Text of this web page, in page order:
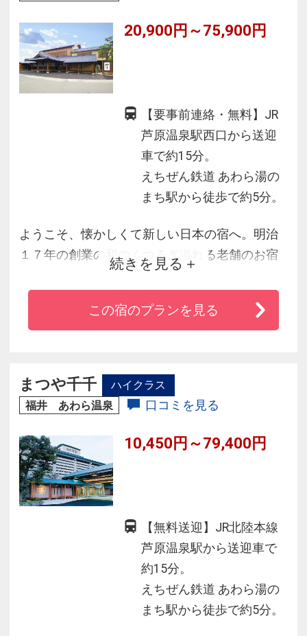
20,900円～75,900円
【要事前連絡・無料】JR
芦原温泉駅西口から送迎
車で約15分。
えちぜん鉄道 あわら湯の
まち駅から徒歩で約5分。
ようこそ、懐かしくて新しい日本の宿へ。明治
１７年の創業の和のくつろぎ溢れる老舗のお宿
全室趣の異なる数寄屋造りの離れや、きめ細や
かで温かい各種サービスでのおもてなし、ま
女将セレクトの「利き酒セット」もオススメで
す。
続きを見る
この宿のプランを見る
まつや千千
ハイクラス
福井 あわら温泉
口コミを見る
10,450円～79,400円
【無料送迎】JR北陸本線
芦原温泉駅から送迎車で
約15分。
えちぜん鉄道 あわら湯の
まち駅から徒歩で約5分。